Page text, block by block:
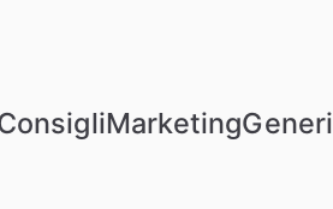
MarketingGeneri